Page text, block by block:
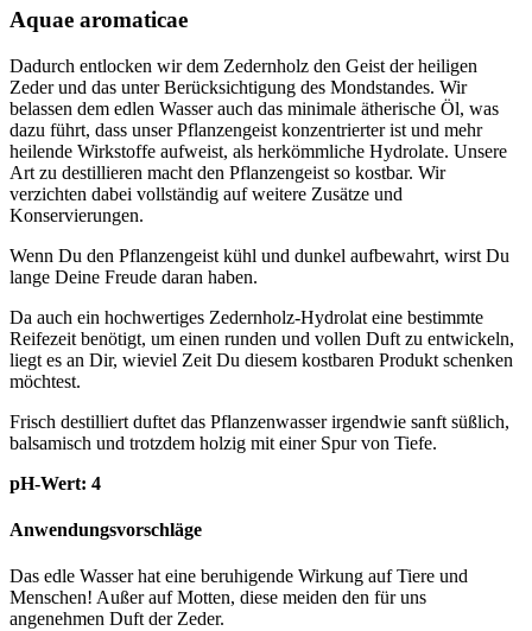
Aquae aromaticae
Dadurch entlocken wir dem Zedernholz den Geist der heiligen
Zeder und das unter Berücksichtigung des Mondstandes. Wir
belassen dem edlen Wasser auch das minimale ätherische Öl, was
dazu führt, dass unser Pflanzengeist konzentrierter ist und mehr
heilende Wirkstoffe aufweist, als herkömmliche Hydrolate. Unsere
Art zu destillieren macht den Pflanzengeist so kostbar. Wir
verzichten dabei vollständig auf weitere Zusätze und
Konservierungen.
Wenn Du den Pflanzengeist kühl und dunkel aufbewahrt, wirst Du
lange Deine Freude daran haben.
Da auch ein hochwertiges Zedernholz-Hydrolat eine bestimmte
Reifezeit benötigt, um einen runden und vollen Duft zu entwickeln,
liegt es an Dir, wieviel Zeit Du diesem kostbaren Produkt schenken
möchtest.
Frisch destilliert duftet das Pflanzenwasser irgendwie sanft süßlich,
balsamisch und trotzdem holzig mit einer Spur von Tiefe.
pH-Wert: 4
Anwendungsvorschläge
Das edle Wasser hat eine beruhigende Wirkung auf Tiere und
Menschen! Außer auf Motten, diese meiden den für uns
angenehmen Duft der Zeder.